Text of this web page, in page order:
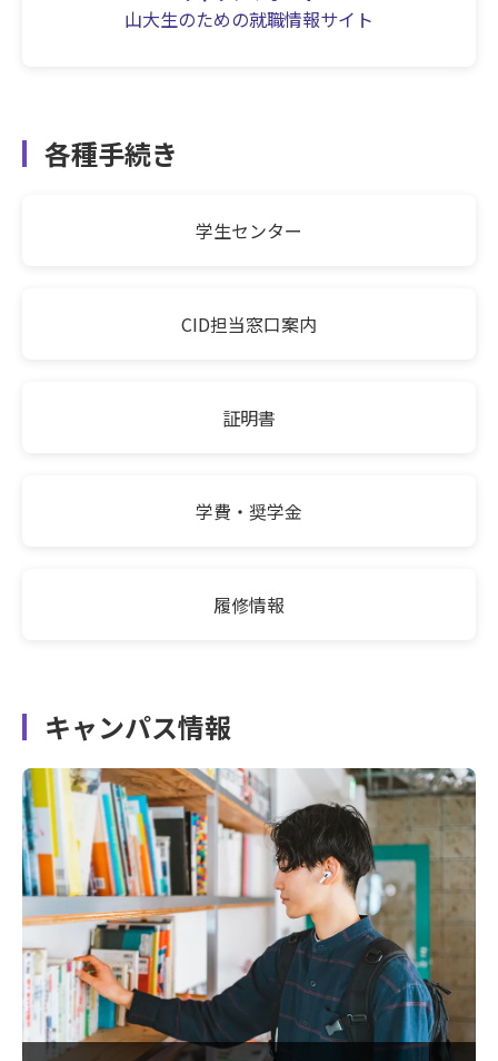
山大生のための就職情報サイト
各種手続き
学生センター
CID担当窓口案内
証明書
学費・奨学金
履修情報
キャンパス情報